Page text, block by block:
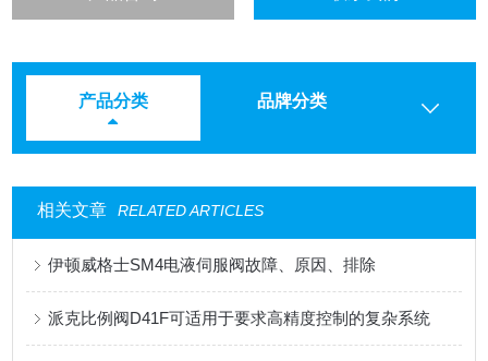
产品分类 品牌分类
相关文章 RELATED ARTICLES
伊顿威格士SM4电液伺服阀故障、原因、排除
派克比例阀D41F可适用于要求高精度控制的复杂系统